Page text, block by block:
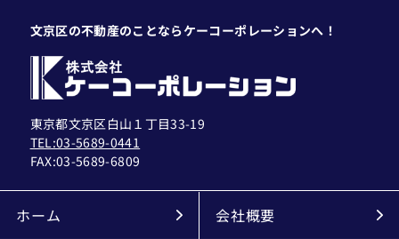
文京区の不動産のことならケーコーポレーションへ！
東京都文京区白山１丁目33-19
TEL:03-5689-0441
FAX:03-5689-6809
ホーム 会社概要